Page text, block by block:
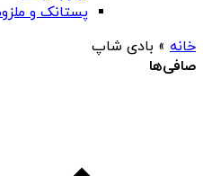
پستانک و
خانه » بادی شاپ
صافی‌ها